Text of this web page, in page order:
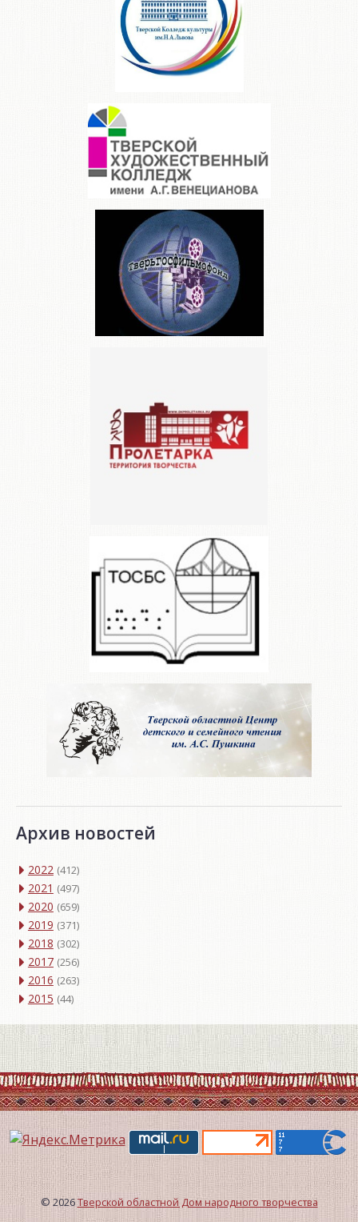
Архив новостей
2022 (412)
2021 (497)
2020 (659)
2019 (371)
2018 (302)
2017 (256)
2016 (263)
2015 (44)
© 2026Тверской областной Дом народного творчества